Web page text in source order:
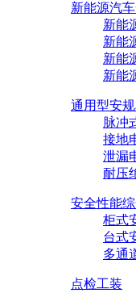
新能源汽
新能
新能
新能
新能
通用型安
脉冲
接地
泄漏
耐压
安全性能
柜式
台式
多通
点检工装